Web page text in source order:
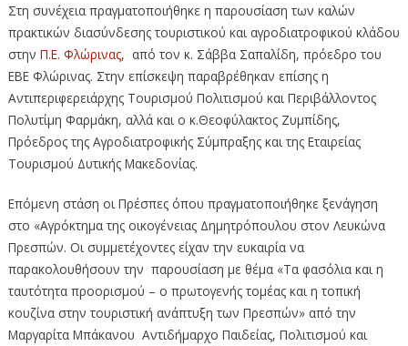
Στη συνέχεια πραγματοποιήθηκε η παρουσίαση των καλών
πρακτικών διασύνδεσης τουριστικού και αγροδιατροφικού κλάδου
στην Π.Ε. Φλώρινας, από τον κ. Σάββα Σαπαλίδη, πρόεδρο του
ΕΒΕ Φλώρινας. Στην επίσκεψη παραβρέθηκαν επίσης η
Αντιπεριφερειάρχης Τουρισμού Πολιτισμού και Περιβάλλοντος
Πολυτίμη Φαρμάκη, αλλά και ο κ.Θεοφύλακτος Ζυμπίδης,
Πρόεδρος της Αγροδιατροφικής Σύμπραξης και της Εταιρείας
Τουρισμού Δυτικής Μακεδονίας.
Επόμενη στάση οι Πρέσπες όπου πραγματοποιήθηκε ξενάγηση
στο «Αγρόκτημα της οικογένειας Δημητρόπουλου στον Λευκώνα
Πρεσπών. Οι συμμετέχοντες είχαν την ευκαιρία να
παρακολουθήσουν την παρουσίαση με θέμα «Τα φασόλια και η
ταυτότητα προορισμού – ο πρωτογενής τομέας και η τοπική
κουζίνα στην τουριστική ανάπτυξη των Πρεσπών» από την
Μαργαρίτα Μπάκανου Αντιδήμαρχο Παιδείας, Πολιτισμού και